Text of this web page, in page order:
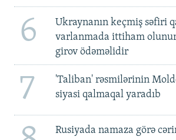
6
Ukraynanın keçmiş səfiri
varlanmada ittiham
girov ödəməlidir
7
'Taliban' rəsmilərinin
siyasi qalmaqal yaradıb
Rusiyada namaza görə